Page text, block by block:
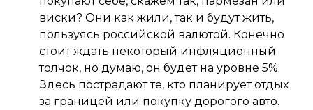
виски? Они как жили, так и будут жить,
пользуясь российской валютой. Конечно
стоит ждать некоторый инфляционный
толчок, но думаю, он будет на уровне 5%.
Здесь пострадают те, кто планирует отдых
за границей или покупку дорогого авто.